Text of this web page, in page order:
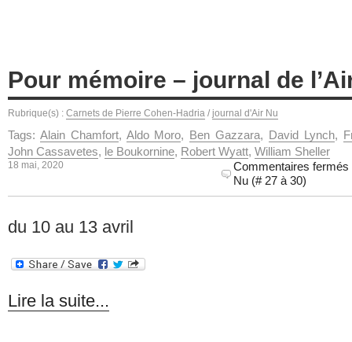
Pour mémoire – journal de
Rubrique(s) : Carnets de Pierre Cohen-Hadria / journal d'Air Nu
Tags: Alain Chamfort, Aldo Moro, Ben Gazzara, David Lynch,
John Cassavetes, le Boukornine, Robert Wyatt, William Sheller
18 mai, 2020 Commentaires fermés
Nu (# 27 à 30)
du 10 au 13 avril
Lire la suite...